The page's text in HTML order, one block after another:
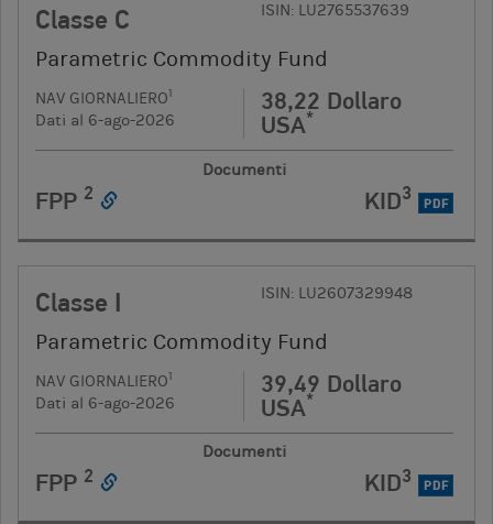
Classe C ISIN: LU2765537639
Parametric Commodity Fund
NAV GIORNALIERO1
Dati al 6-ago-2026
38,22 Dollaro
USA*
Documenti
FPP 2 KID3 PDF
Classe I ISIN: LU2607329948
Parametric Commodity Fund
NAV GIORNALIERO1
Dati al 6-ago-2026
39,49 Dollaro
USA*
Documenti
FPP 2 KID3 PDF